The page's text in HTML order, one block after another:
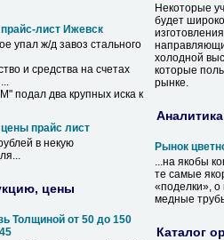
лист Ижевск
упал ж/д завоз стального
и средства на счетах
подал два крупных иска к
прайс лист
в некую
цены
Толщиной от 50 до 150
Некоторые
будет
холодной
которые
рынке.
Рынок
...на якобы
те самые
«поделки», о
медные
Каталог